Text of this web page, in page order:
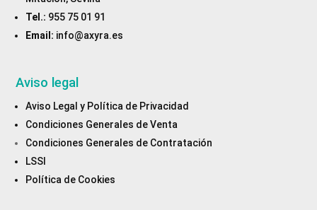
Tel.: 955 75 01 91
Email: info@axyra.es
Aviso legal
Aviso Legal y Política de Privacidad
Condiciones Generales de Venta
Condiciones Generales de Contratación
LSSI
Política de Cookies